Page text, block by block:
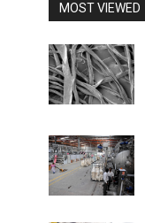
MOST VIEWED